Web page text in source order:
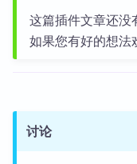
这篇插件文章还没
如果您有好的想法
讨论